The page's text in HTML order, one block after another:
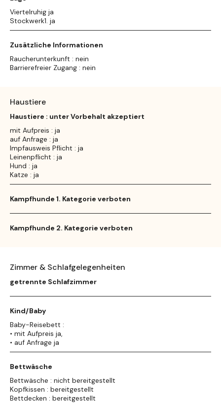
Viertelruhig ja
Stockwerk1. ja
Zusätzliche Informationen
Raucherunterkunft : nein
Barrierefreier Zugang : nein
Haustiere
Haustiere : unter Vorbehalt akzeptiert
mit Aufpreis : ja
auf Anfrage : ja
Impfausweis Pflicht : ja
Leinenpflicht : ja
Hund : ja
Katze : ja
Kampfhunde 1. Kategorie verboten
Kampfhunde 2. Kategorie verboten
Zimmer & Schlafgelegenheiten
getrennte Schlafzimmer
Kind/Baby
Baby-Reisebett :
• mit Aufpreis ja,
• auf Anfrage ja
Bettwäsche
Bettwäsche : nicht bereitgestellt
Kopfkissen : bereitgestellt
Bettdecken : bereitgestellt